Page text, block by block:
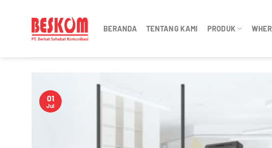
BERANDA TENTANG KAMI PRODUK
01
Jul